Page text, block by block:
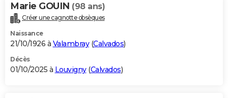
Marie GOUIN (98 ans)
Créer une cagnotte obsèques
Naissance
21/10/1926 à Valambray(Calvados)
Décès
01/10/2025 à Louvigny(Calvados)